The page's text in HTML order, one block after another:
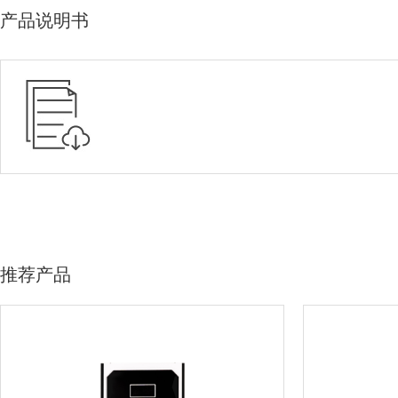
产品说明书
推荐产品